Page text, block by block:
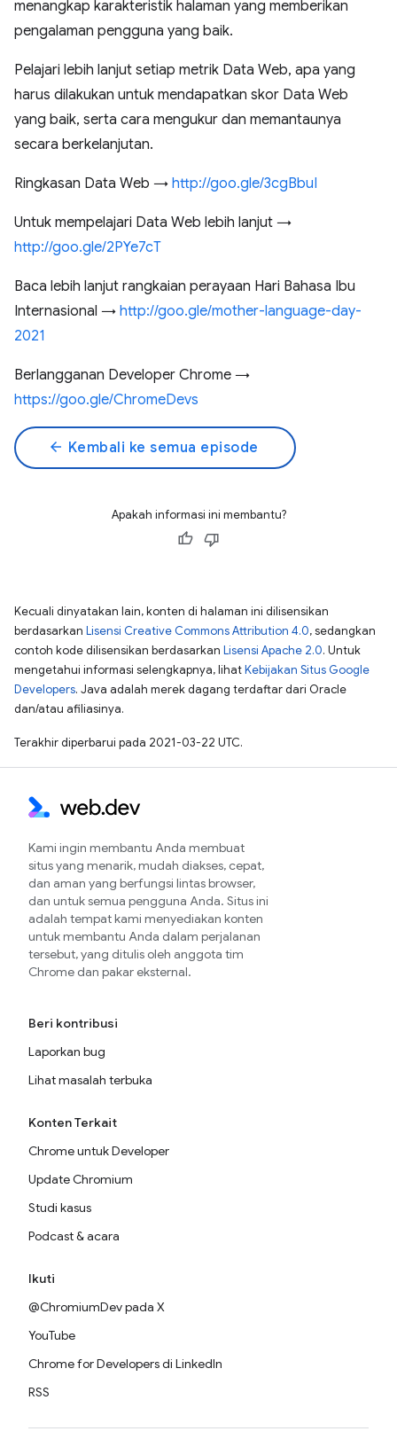
menangkap karakteristik halaman yang memberikan
pengalaman pengguna yang baik.
Pelajari lebih lanjut setiap metrik Data Web, apa yang
harus dilakukan untuk mendapatkan skor Data Web
yang baik, serta cara mengukur dan memantaunya
secara berkelanjutan.
Ringkasan Data Web → http://goo.gle/3cgBbuI
Untuk mempelajari Data Web lebih lanjut →
http://goo.gle/2PYe7cT
Baca lebih lanjut rangkaian perayaan Hari Bahasa Ibu
Internasional → http://goo.gle/mother-language-day-
2021
Berlangganan Developer Chrome →
https://goo.gle/ChromeDevs
arrow_back Kembali ke semua episode
Apakah informasi ini membantu?
Kecuali dinyatakan lain, konten di halaman ini dilisensikan
berdasarkan Lisensi Creative Commons Attribution 4.0, sedangkan
contoh kode dilisensikan berdasarkan Lisensi Apache 2.0. Untuk
mengetahui informasi selengkapnya, lihatKebijakan Situs Google
Developers. Java adalah merek dagang terdaftar dari Oracle
dan/atau afiliasinya.
Terakhir diperbarui pada 2021-03-22 UTC.
Kami ingin membantu Anda membuat
situs yang menarik, mudah diakses, cepat,
dan aman yang berfungsi lintas browser,
dan untuk semua pengguna Anda. Situs ini
adalah tempat kami menyediakan konten
untuk membantu Anda dalam perjalanan
tersebut, yang ditulis oleh anggota tim
Chrome dan pakar eksternal.
Beri kontribusi
Laporkan bug
Lihat masalah terbuka
Konten Terkait
Chrome untuk Developer
Update Chromium
Studi kasus
Podcast & acara
Ikuti
@ChromiumDev pada X
YouTube
Chrome for Developers di LinkedIn
RSS